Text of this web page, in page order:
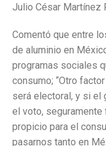
Julio César Martínez
Comentó que entre
de aluminio en
programas sociales
consumo; “Otro
será electoral, y si el
el voto, seguramente
propicio para el
pasarnos tanto en